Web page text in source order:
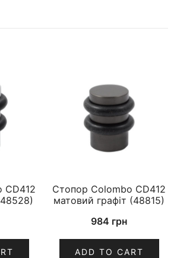
CD412
Стопор Colombo CD412
матовий графіт (48815)
984 грн
ADD TO CART